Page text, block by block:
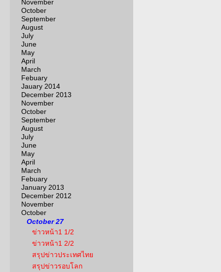
November
October
September
August
July
June
May
April
March
Febuary
Jauary 2014
December 2013
November
October
September
August
July
June
May
April
March
Febuary
January 2013
December 2012
November
October
October 27
ข่าวหน้า1 1/2
ข่าวหน้า1 2/2
สรุปข่าวประเทศไทย
สรุปข่าวรอบโลก